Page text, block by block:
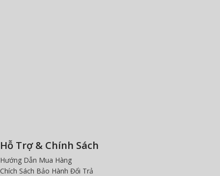
Hỗ Trợ & Chính Sách
Hướng Dẫn Mua Hàng
Chích Sách Bảo Hành Đổi Trả